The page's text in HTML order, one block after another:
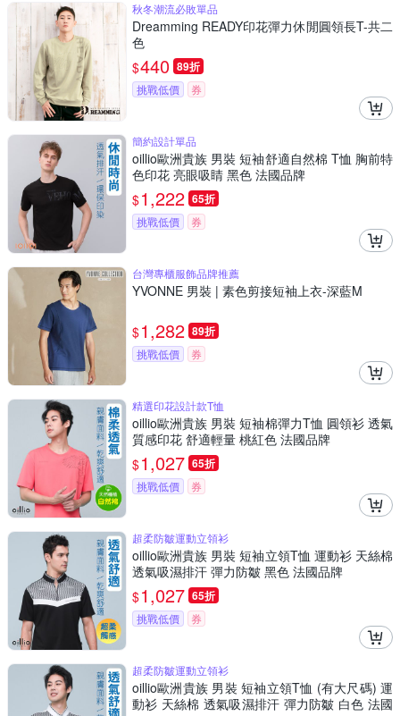
秋冬潮流必敗單品
Dreamming READY印花彈力休閒圓領長T-共二
色
$440 89折
挑戰低價 券
簡約設計單品
oillio歐洲貴族 男裝 短袖舒適自然棉 T恤 胸前特
色印花 亮眼吸睛 黑色 法國品牌
$1,222 65折
挑戰低價 券
台灣專櫃服飾品牌推薦
YVONNE 男裝 | 素色剪接短袖上衣-深藍M
$1,282 89折
挑戰低價 券
精選印花設計款T恤
oillio歐洲貴族 男裝 短袖棉彈力T恤 圓領衫 透氣
質感印花 舒適輕量 桃紅色 法國品牌
$1,027 65折
挑戰低價 券
超柔防皺運動立領衫
oillio歐洲貴族 男裝 短袖立領T恤 運動衫 天絲棉
透氣吸濕排汗 彈力防皺 黑色 法國品牌
$1,027 65折
挑戰低價 券
超柔防皺運動立領衫
oillio歐洲貴族 男裝 短袖立領T恤 (有大尺碼) 運
動衫 天絲棉 透氣吸濕排汗 彈力防皺 白色 法國